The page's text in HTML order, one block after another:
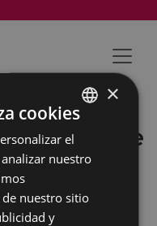
de
BASQUE
SPANISH
×
cookies
el
nuestro
nuestro sitio
y